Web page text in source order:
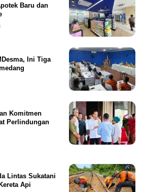
Baru dan
Ini Tiga
Komitmen
Perlindungan
Lintas Sukatani
Api